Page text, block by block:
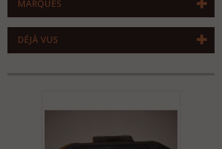
MARQUES
DÉJÀ VUS